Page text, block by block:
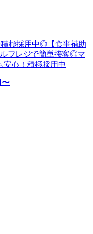
極採用中◎【食事補助
フレジで簡単接客◎マ
安心！積極採用中
〜